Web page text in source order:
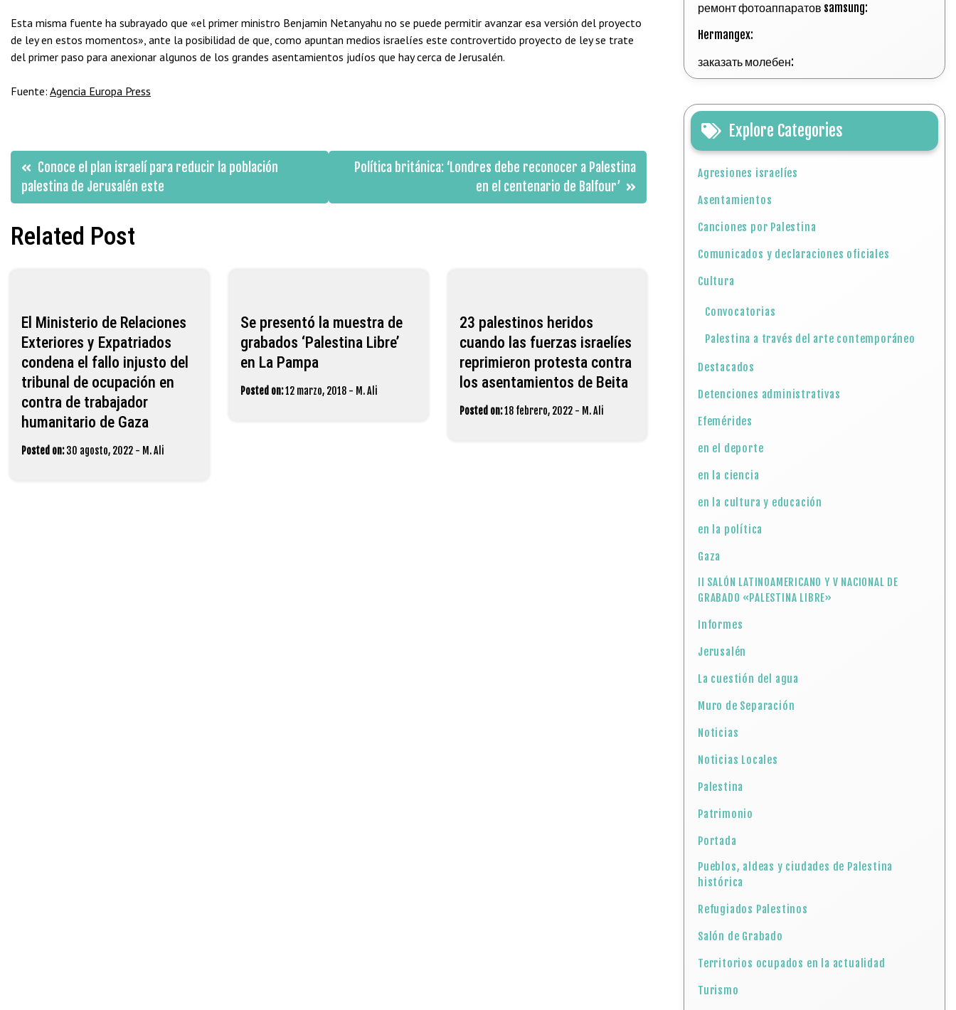
Esta misma fuente ha subrayado que «el primer ministro Benjamin Netanyahu no se puede permitir avanzar esa versión del proyecto
de ley en estos momentos», ante la posibilidad de que, como apuntan medios israelíes este controvertido proyecto de ley se trate
del primer paso para anexionar algunos de los grandes asentamientos judíos que hay cerca de Jerusalén.
Fuente: Agencia Europa Press
Navegación
de
entradas
Conoce el plan israelí para reducir la población
palestina de Jerusalén este
Política británica: ‘Londres debe reconocer a Palestina
en el centenario de Balfour’
Related Post
El Ministerio de Relaciones
Exteriores y Expatriados
condena el fallo injusto del
tribunal de ocupación en
contra de trabajador
humanitario de Gaza
Posted on: 30 agosto, 2022 - M. Ali
Se presentó la muestra de
grabados ‘Palestina Libre’
en La Pampa
Posted on:12 marzo, 2018- M. Ali
23 palestinos heridos
cuando las fuerzas israelíes
reprimieron protesta contra
los asentamientos de Beita
Posted on:18 febrero, 2022- M. Ali
ремонт фотоаппаратов samsung:
Hermangex:
заказать молебен:
Explore Categories
Agresiones israelíes
Asentamientos
Canciones por Palestina
Comunicados y declaraciones oficiales
Cultura
Convocatorias
Palestina a través del arte contemporáneo
Destacados
Detenciones administrativas
Efemérides
en el deporte
en la ciencia
en la cultura y educación
en la política
Gaza
II SALÓN LATINOAMERICANO Y V NACIONAL DE
GRABADO «PALESTINA LIBRE»
Informes
Jerusalén
La cuestión del agua
Muro de Separación
Noticias
Noticias Locales
Palestina
Patrimonio
Portada
Pueblos, aldeas y ciudades de Palestina
histórica
Refugiados Palestinos
Salón de Grabado
Territorios ocupados en la actualidad
Turismo